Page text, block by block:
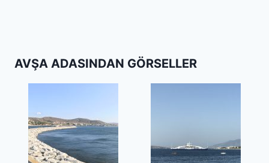
AVŞA ADASINDAN GÖRSELLER